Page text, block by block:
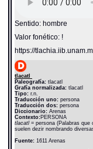
Sentido: hombre
Valor fonético: !
https://
tlacatl
Paleografía:tlacatl
Grafía normalizada:tlacatl
Tipo:r.n.
Traducción uno:persona
Traducción dos:persona
Diccionario: Arenas
Contexto:PERSONA
tlacatl = persona (Palabras que
suelen dezir nombrando
Fuente:1611 Arenas